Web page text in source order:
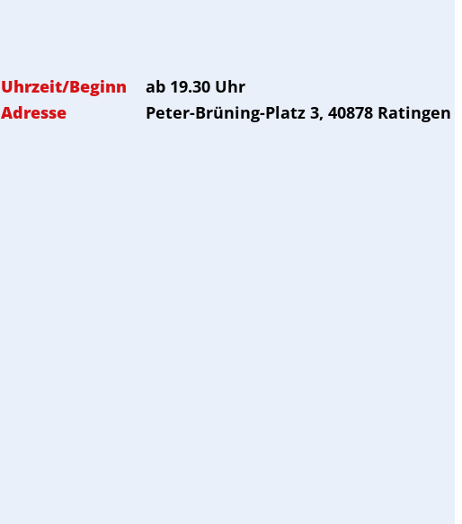
Uhrzeit/Beginn
ab 19.30 Uhr
Adresse
Peter-Brüning-Platz 3, 40878 Ratingen